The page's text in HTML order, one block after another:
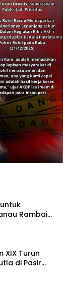
Rambai
XIX Turun
di Pasir